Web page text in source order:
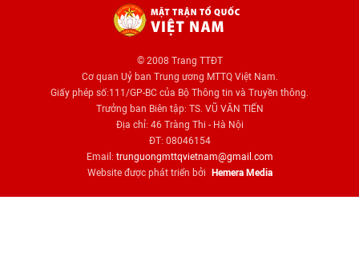
© 2008 Trang TTĐT
Cơ quan Uỷ ban Trung ương MTTQ Việt Nam.
Giấy phép số:111/GP-BC của Bộ Thông tin và Truyền thông.
Trưởng ban Biên tập: TS. VŨ VĂN TIẾN
Địa chỉ: 46 Tràng Thi - Hà Nội
ĐT: 08046154
Email: trunguongmttqvietnam@gmail.com
Website được phát triển bởi
Hemera Media